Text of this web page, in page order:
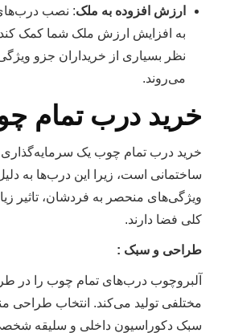
ارزش افزوده به ملک: نصب
به افزایش ارزش ملک شما کمک کند،
نظر بسیاری از خریداران جزو
می‌روند.
خرید درب تمام
خرید درب تمام چوب یک سرمایه‌گذاری
ساختمانی است، زیرا این درب‌ها به
ویژگی‌های منحصر به فردشان، تاثیر
کلی فضا دارند.
طراحی و سبک :
آلبروچوب درب‌های تمام چوب را در
مختلفی تولید می‌کند. انتخاب طراحی
سبک دکوراسیون داخلی و سلیقه